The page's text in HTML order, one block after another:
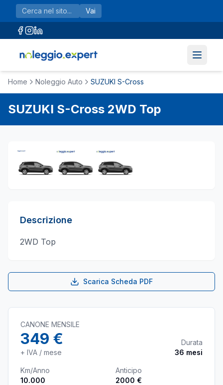
Vai al contenuto principale
Vai
Home Noleggio Auto SUZUKI S-Cross
SUZUKI S-Cross 2WD Top
Descrizione
2WD Top
Scarica Scheda PDF
CANONE MENSILE
349 €
+ IVA / mese
Durata
36 mesi
Km/Anno
10.000
Anticipo
2000 €